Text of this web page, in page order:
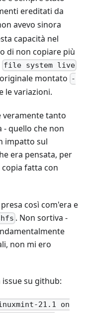
ereditati da
avevo sinora
capacità nel
di non copiare più
file system live
montato -
le variazioni.
veramente tanto
- quello che non
impatto sul
era pensata, per
fatta con
così com'era e
. Non sortiva -
non mi ero
su github:
21.1 on